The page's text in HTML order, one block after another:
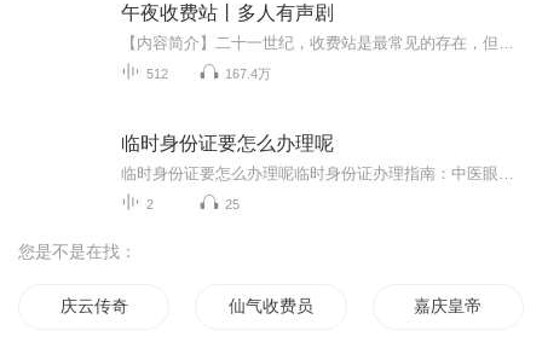
午夜收费站丨多人有声剧
512 167.4万
临时身份证要怎么办理呢
2 25
您是不是在找：
庆云传奇 仙气收费员 嘉庆皇帝